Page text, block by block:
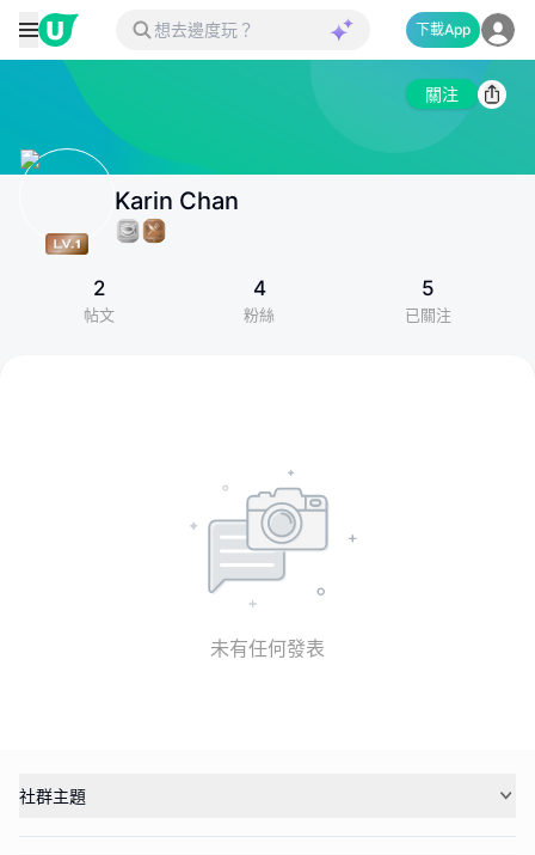
下載App
關注
Karin Chan
2
帖文
4
粉絲
5
已關注
未有任何發表
社群主題